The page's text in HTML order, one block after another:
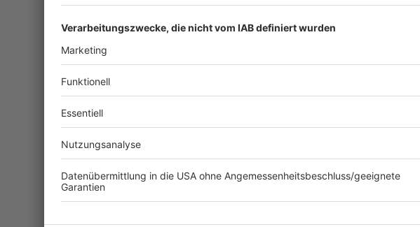
31.01. CatCar – Cat Ballou Konzert
01.02. Miljö Konzert
06.02. Carnevalssitzung mit: Bläck Fööss, Miljö,
07.02. Carnevalssitzung mit: Bernd Stelter, Höhner,